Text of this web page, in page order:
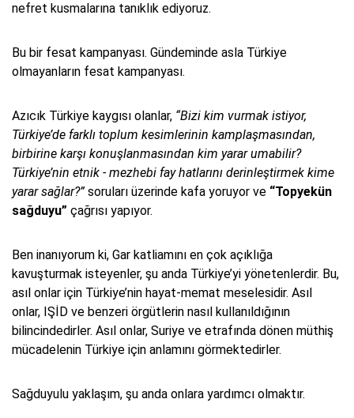
nefret kusmalarına tanıklık ediyoruz.
Bu bir fesat kampanyası. Gündeminde asla Türkiye
olmayanların fesat kampanyası.
Azıcık Türkiye kaygısı olanlar, “Bizi kim vurmak istiyor,
Türkiye’de farklı toplum kesimlerinin kamplaşmasından,
birbirine karşı konuşlanmasından kim yarar umabilir?
Türkiye’nin etnik - mezhebi fay hatlarını derinleştirmek kime
yarar sağlar?”soruları üzerinde kafa yoruyor ve “Topyekün
sağduyu” çağrısı yapıyor.
Ben inanıyorum ki, Gar katliamını en çok açıklığa
kavuşturmak isteyenler, şu anda Türkiye’yi yönetenlerdir. Bu,
asıl onlar için Türkiye’nin hayat-memat meselesidir. Asıl
onlar, IŞİD ve benzeri örgütlerin nasıl kullanıldığının
bilincindedirler. Asıl onlar, Suriye ve etrafında dönen müthiş
mücadelenin Türkiye için anlamını görmektedirler.
Sağduyulu yaklaşım, şu anda onlara yardımcı olmaktır.